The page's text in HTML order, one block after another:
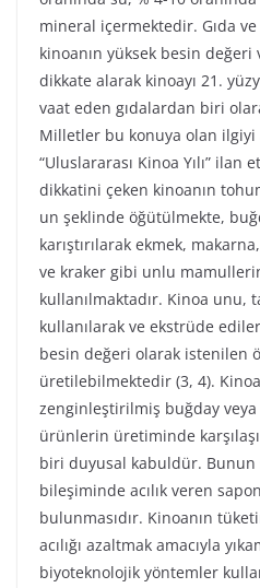
mineral içermektedir. Gıda ve
kinoanın yüksek besin
dikkate alarak kinoayı 21.
vaat eden gıdalardan biri
Milletler bu konuya olan ilgiyi
“Uluslararası Kinoa Yılı”
dikkatini çeken kinoanın
un şeklinde öğütülmekte,
karıştırılarak ekmek,
ve kraker gibi unlu
kullanılmaktadır. Kinoa
kullanılarak ve ekstrüde
besin değeri olarak istenilen
üretilebilmektedir (3, 4).
zenginleştirilmiş buğday
ürünlerin üretiminde
biri duyusal kabuldür. Bunun
bileşiminde acılık veren
bulunmasıdır. Kinoanın
acılığı azaltmak amacıyla
biyoteknolojik yöntemler